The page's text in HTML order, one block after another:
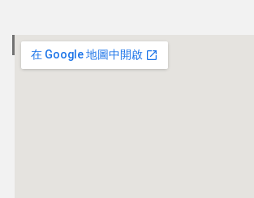
電子地圖 MAP